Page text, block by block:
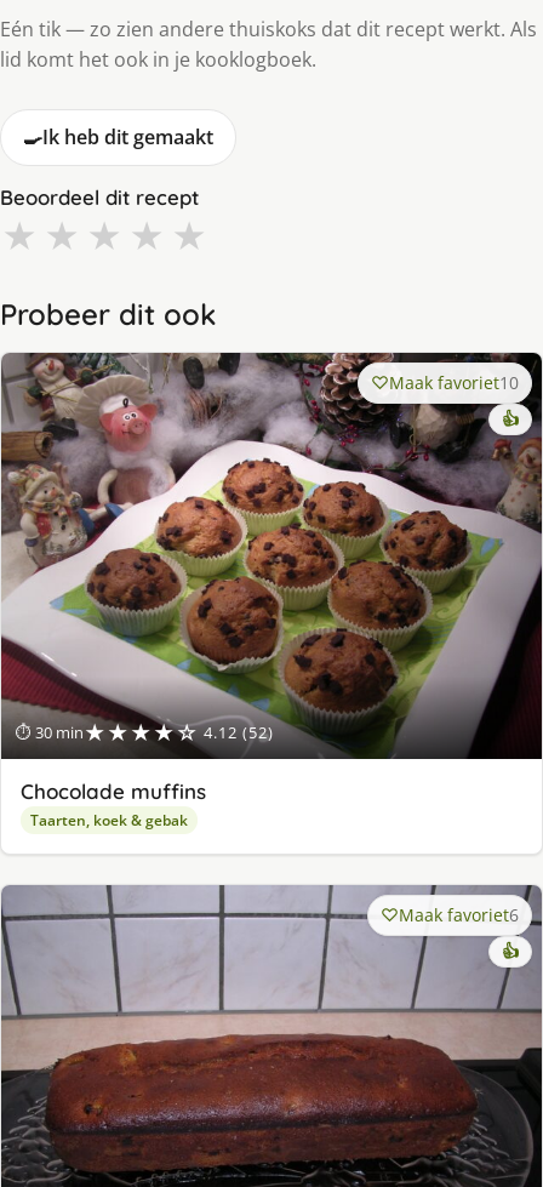
Eén tik — zo zien andere thuiskoks dat dit recept werkt. Als
lid komt het ook in je kooklogboek.
🍳Ik heb dit gemaakt
Beoordeel dit recept
★ ★ ★ ★ ★
Probeer dit ook
⏱ 30 min★★★★☆ 4.12 (52)
Maak favoriet10
👍
Chocolade muffins
Taarten, koek & gebak
Maak favoriet6
👍